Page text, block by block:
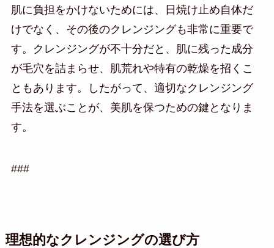
肌に負担をかけないためには、日焼け止め自体だ
けでなく、その後のクレンジングも非常に重要で
す。クレンジングが不十分だと、肌に残った成分
が毛穴を詰まらせ、肌荒れや特有の乾燥を招くこ
ともあります。したがって、適切なクレンジング
手法を選ぶことが、美肌を保つための鍵となりま
す。
###
理想的なクレンジングの選び方